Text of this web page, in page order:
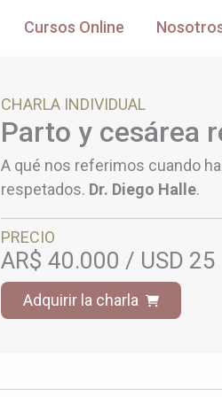
Cursos Online
CHARLA INDIVIDUAL
Parto y cesárea
A qué nos referimos cuando
respetados. Dr. Diego Halle.
PRECIO
AR$ 40.000 / USD 25
Adquirir la charla